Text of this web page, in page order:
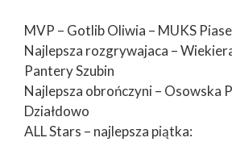
MVP – Gotlib Oliwia – MUKS
Najlepsza rozgrywajaca –
Pantery Szubin
Najlepsza obrończyni – Osowska
Działdowo
ALL Stars – najlepsza piątka: